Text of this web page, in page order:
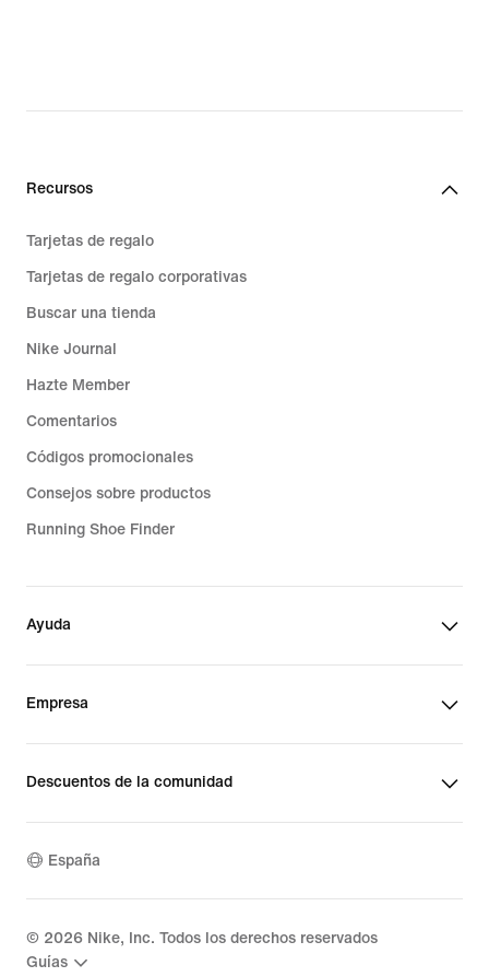
Recursos
Tarjetas de regalo
Tarjetas de regalo corporativas
Buscar una tienda
Nike Journal
Hazte Member
Comentarios
Códigos promocionales
Consejos sobre productos
Running Shoe Finder
Ayuda
Empresa
Descuentos de la comunidad
España
© 2026 Nike, Inc. Todos los derechos reservados
Guías